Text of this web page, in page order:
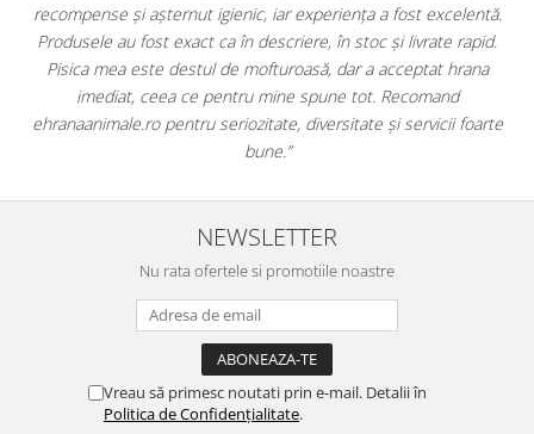
doar hrană, ci și produse dinfarmacia veterinară:
antiparazitare, suplimente și soluții de îngrijire. Este foarte
comod să pot comanda tot ce am nevoie pentru animalul
dintr-un singur loc. Livrarea a fost rapidă, iar produsele au
originale și în termen. Magazin serios, bine organizat și foarte
pentru orice stăpân de animale.
NEWSLETTER
Nu rata ofertele si promotiile noastre
Vreau să primesc noutati prin e-mail. Detalii în
Politica de Confidențialitate.